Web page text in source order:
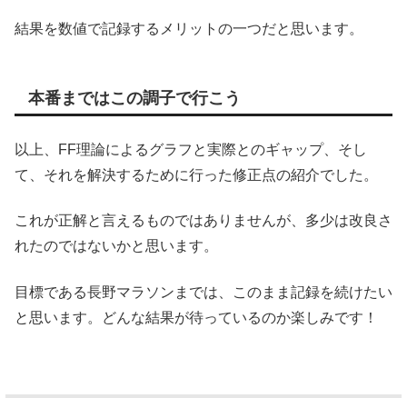
結果を数値で記録するメリットの一つだと思います。
本番まではこの調子で行こう
以上、FF理論によるグラフと実際とのギャップ、そし
て、それを解決するために行った修正点の紹介でした。
これが正解と言えるものではありませんが、多少は改良さ
れたのではないかと思います。
目標である長野マラソンまでは、このまま記録を続けたい
と思います。どんな結果が待っているのか楽しみです！